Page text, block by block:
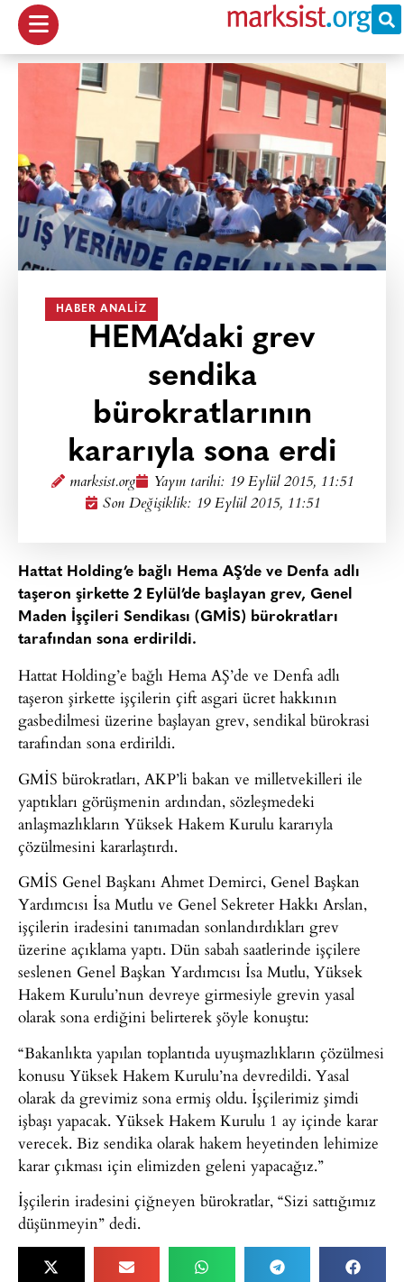
HABER ANALIZ
HEMA’daki grev
sendika
bürokratlarının
kararıyla sona erdi
marksist.org Yayın tarihi: 19 Eylül 2015, 11:51
Son Değişiklik: 19 Eylül 2015, 11:51
Hattat Holding’e bağlı Hema AŞ’de ve Denfa adlı
taşeron şirkette 2 Eylül’de başlayan grev, Genel
Maden İşçileri Sendikası (GMİS) bürokratları
tarafından sona erdirildi.
Hattat Holding’e bağlı Hema AŞ’de ve Denfa adlı
taşeron şirkette işçilerin çift asgari ücret hakkının
gasbedilmesi üzerine başlayan grev, sendikal bürokrasi
tarafından sona erdirildi.
GMİS bürokratları, AKP’li bakan ve milletvekilleri ile
yaptıkları görüşmenin ardından, sözleşmedeki
anlaşmazlıkların Yüksek Hakem Kurulu kararıyla
çözülmesini kararlaştırdı.
GMİS Genel Başkanı Ahmet Demirci, Genel Başkan
Yardımcısı İsa Mutlu ve Genel Sekreter Hakkı Arslan,
işçilerin iradesini tanımadan sonlandırdıkları grev
üzerine açıklama yaptı. Dün sabah saatlerinde işçilere
seslenen Genel Başkan Yardımcısı İsa Mutlu, Yüksek
Hakem Kurulu’nun devreye girmesiyle grevin yasal
olarak sona erdiğini belirterek şöyle konuştu:
“Bakanlıkta yapılan toplantıda uyuşmazlıkların çözülmesi
konusu Yüksek Hakem Kurulu’na devredildi. Yasal
olarak da grevimiz sona ermiş oldu. İşçilerimiz şimdi
işbaşı yapacak. Yüksek Hakem Kurulu 1 ay içinde karar
verecek. Biz sendika olarak hakem heyetinden lehimize
karar çıkması için elimizden geleni yapacağız.”
İşçilerin iradesini çiğneyen bürokratlar, “Sizi sattığımız
düşünmeyin” dedi.